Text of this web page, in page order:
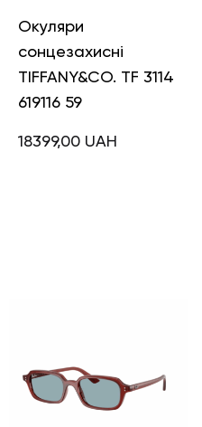
Окуляри
сонцезахисні
TIFFANY&CO. TF 3114
619116 59
18399,00 UAH